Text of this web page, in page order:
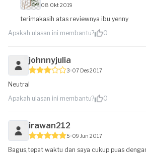
08 Okt 2019
terimakasih atas reviewnya ibu yenny
Apakah ulasan ini membantu?
0
johnnyjulia
3 07 Des 2017
Neutral
Apakah ulasan ini membantu?
0
irawan212
5 09 Jun 2017
Bagus,tepat waktu dan saya cukup puas